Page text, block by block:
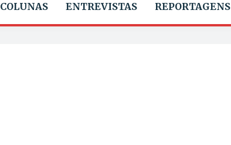
COLUNAS ENTREVISTAS REPORTAGENS